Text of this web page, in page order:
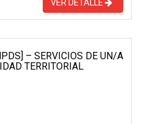
VER DETALLE
– SERVICIOS DE UN/A
TERRITORIAL